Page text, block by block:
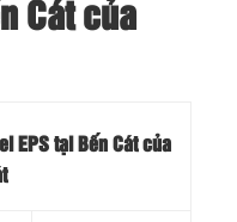
Cát của
EPS tại Bến Cát của